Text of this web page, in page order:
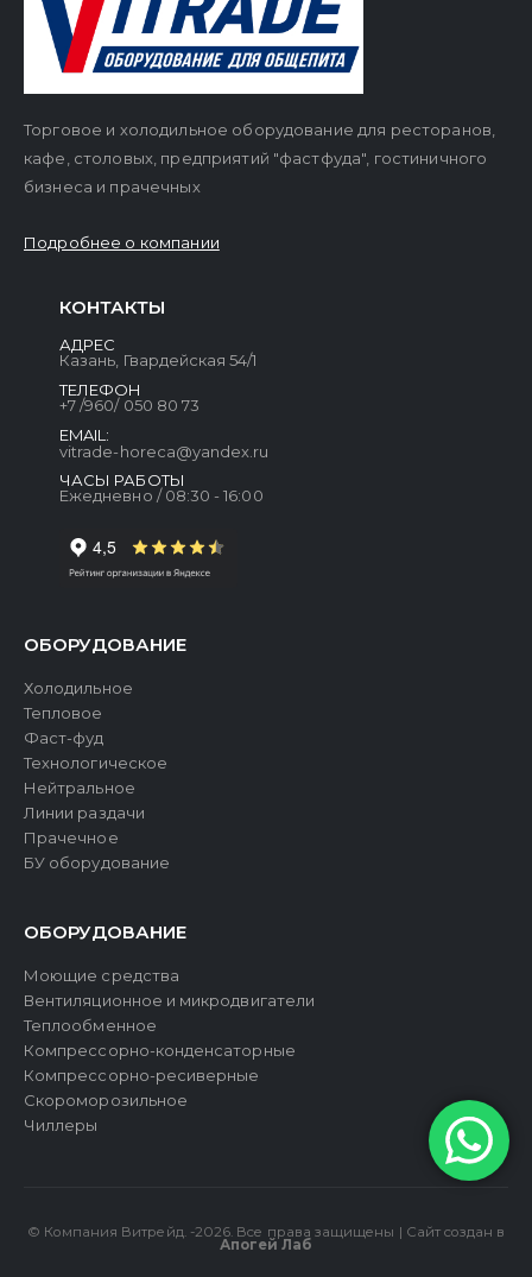
Торговое и холодильное оборудование для ресторанов,
кафе, столовых, предприятий "фастфуда", гостиничного
бизнеса и прачечных
Подробнее о компании
КОНТАКТЫ
АДРЕС
Казань, Гвардейская 54/1
ТЕЛЕФОН
+7 /960/ 050 80 73
EMAIL:
vitrade-horeca@yandex.ru
ЧАСЫ РАБОТЫ
Ежедневно / 08:30 - 16:00
ОБОРУДОВАНИЕ
Холодильное
Тепловое
Фаст-фуд
Технологическое
Нейтральное
Линии раздачи
Прачечное
БУ оборудование
ОБОРУДОВАНИЕ
Моющие средства
Вентиляционное и микродвигатели
Теплообменное
Компрессорно-конденсаторные
Компрессорно-ресиверные
Скороморозильное
Чиллеры
© Компания Витрейд. -2026. Все права защищены | Сайт создан в
Апогей Лаб